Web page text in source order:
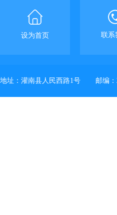
设为首页 联系
地址：灌南县人民西路1号 邮编